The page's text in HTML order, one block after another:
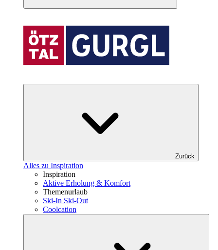
Zurück
Alles zu Inspiration
Inspiration
Aktive Erholung & Komfort
Themenurlaub
Ski-In Ski-Out
Coolcation